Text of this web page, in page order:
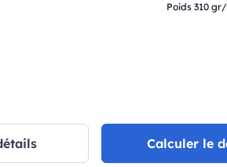
Poids 310
Calculer le